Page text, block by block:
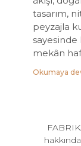
tasarım,
peyzajla
sayesinde
mekân
Okumaya